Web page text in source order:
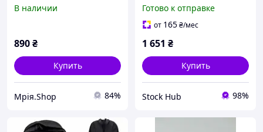
использования, для
В наличии
890₴
Купить
Мрія.Shop 84%
трансформер с
регулируемыми ручками
Готово к отправке
от 165₴/мес
1 651 ₴
Купить
Stock Hub 98%